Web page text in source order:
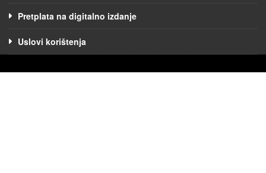
Pretplata na digitalno izdanje
Uslovi korištenja